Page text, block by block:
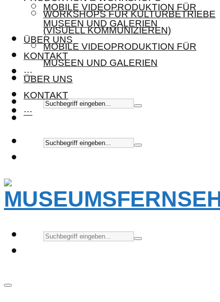
MOBILE VIDEOPRODUKTION FÜR
MUSEEN UND GALERIEN
ÜBER UNS
KONTAKT
···
WORKSHOPS FÜR KULTURBETRIEBE
(VISUELL KOMMUNIZIEREN)
MOBILE VIDEOPRODUKTION FÜR
MUSEEN UND GALERIEN
ÜBER UNS
KONTAKT
···